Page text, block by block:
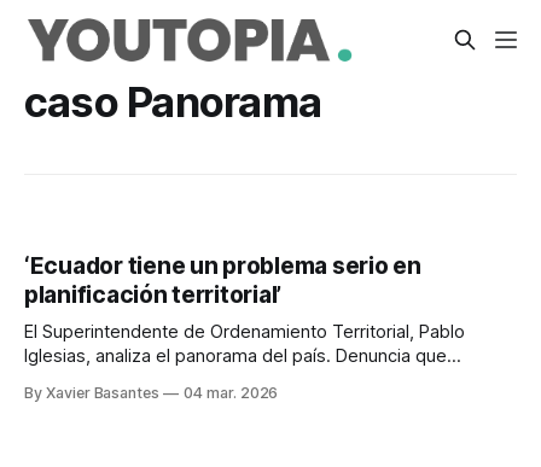
caso Panorama
‘Ecuador tiene un problema serio en
planificación territorial’
El Superintendente de Ordenamiento Territorial, Pablo
Iglesias, analiza el panorama del país. Denuncia que
By Xavier Basantes 04 mar. 2026